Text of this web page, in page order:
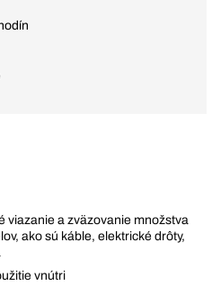
viazanie a zväzovanie množstva
ako sú káble, elektrické drôty,
vnútri